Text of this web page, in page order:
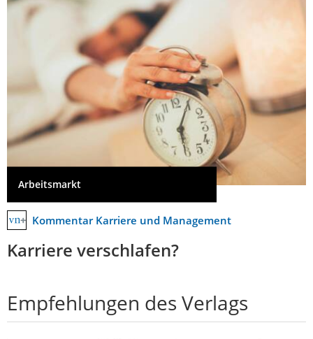
Arbeitsmarkt
Kommentar Karriere und Management
Karriere verschlafen?
Empfehlungen des Verlags